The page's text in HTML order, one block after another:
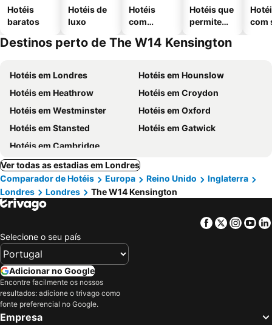
Hotéis
baratos
Hotéis de
luxo
Hotéis
com
Hotéis que
permitem
com
Destinos perto de The W14 Kensington
Hotéis em Londres
Hotéis em Hounslow
Hotéis em Heathrow
Hotéis em Croydon
Hotéis em Westminster
Hotéis em Oxford
Hotéis em Stansted
Hotéis em Gatwick
Hotéis em Cambridge
Ver todas as estadias em Londres
Comparador de Hotéis
Europa Reino Unido
Inglaterra
Londres
Londres The W14 Kensington
Facebook
Twitter
Selecione o seu país
Adicionar no Google
Encontre facilmente os nossos
resultados: adicione o trivago como
fonte preferencial no Google.
Empresa